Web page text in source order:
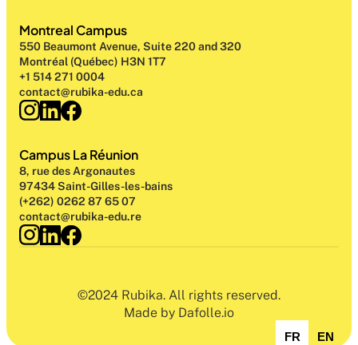
Montreal Campus
550 Beaumont Avenue, Suite 220 and 320
Montréal (Québec) H3N 1T7
+1 514 271 0004
contact@rubika-edu.ca
Campus La Réunion
8, rue des Argonautes
97434 Saint-Gilles-les-bains
(+262) 0262 87 65 07
contact@rubika-edu.re
©2024 Rubika. All rights reserved.
Made by Dafolle.io
FR EN